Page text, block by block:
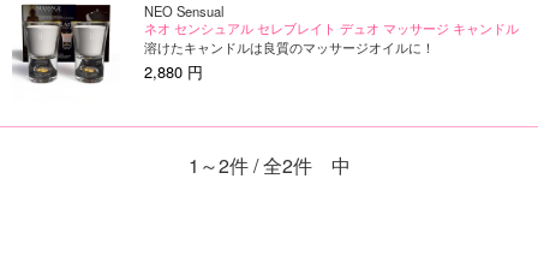
NEO Sensual
ネオ センシュアル セレブレイト デュオ マッサージ キャンドル
溶けたキャンドルは良質のマッサージオイルに！
2,880 円
1～2件 / 全2件 中